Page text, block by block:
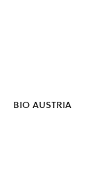
bio austria